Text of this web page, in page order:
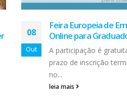
28
Nov
1º Fórum
“A importância do
estar e Qualidade de
nos Locais de
No próximo dia três de
dezembro, tem lugar na